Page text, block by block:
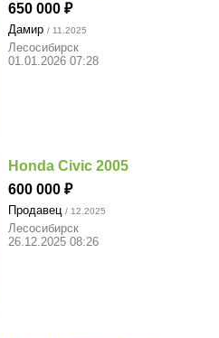
650 000
Дамир / 11.2025
Лесосибирск
01.01.2026 07:28
Honda Civic 2005
600 000
Продавец / 12.2025
Лесосибирск
26.12.2025 08:26